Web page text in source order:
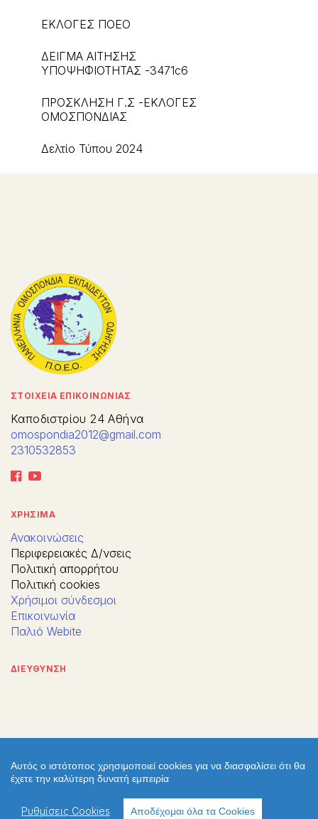
ΕΚΛΟΓΕΣ ΠΟΕΟ
ΔΕΙΓΜΑ ΑΙΤΗΣΗΣ
ΥΠΟΨΗΦΙΟΤΗΤΑΣ -3471c6
ΠΡΟΣΚΛΗΣΗ Γ.Σ -ΕΚΛΟΓΕΣ
ΟΜΟΣΠΟΝΔΙΑΣ
Δελτίο Τύπου 2024
ΣΤΟΙΧΕΙΑ ΕΠΙΚΟΙΝΩΝΙΑΣ
Καποδιστρίου 24 Αθήνα
omospondia2012@gmail.com
2310532853
ΧΡΗΣΙΜΑ
Ανακοινώσεις
Περιφερειακές Δ/νσεις
Πολιτική απορρήτου
Πολιτική cookies
Χρήσιμοι σύνδεσμοι
Επικοινωνία
Παλιό Webite
ΔΙΕΥΘΥΝΣΗ
Αυτός ο ιστότοπος χρησιμοποιεί cookies για να διασφαλίσει ότι θα
έχετε την καλύτερη δυνατή εμπειρία
Ρυθμίσεις Cookies Αποδέχομαι όλα τα Cookies